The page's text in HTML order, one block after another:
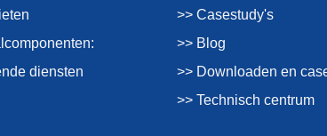
diensten
>> Casestudy's
>> Blog
>> Downloaden en
>> Technisch centrum